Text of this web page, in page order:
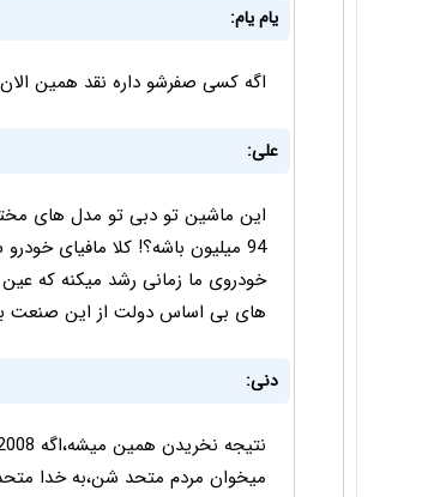
یام یام:
اگه کسی صفرشو داره نقد همین الان ۶۵ میلیون خریدارم هر رنگی هم که باشه فرق
علی:
94 میلیون باشه؟! کلا مافیای
خودروی ما زمانی رشد میکنه که
های بی اساس دولت از این صنعت
دنی:
میخوان مردم متحد شن،به خدا